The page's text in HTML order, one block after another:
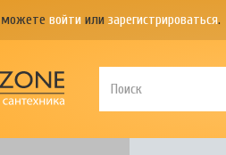
войти или зарегистрироваться.